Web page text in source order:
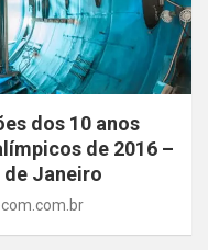
dos 10 anos
de 2016 –
de Janeiro